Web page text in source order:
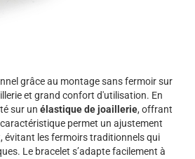
grâce au montage sans fermoir sur
et grand confort d'utilisation. En
sur un élastique de joaillerie, offrant
permet un ajustement
évitant les fermoirs traditionnels qui
Le bracelet s’adapte facilement à